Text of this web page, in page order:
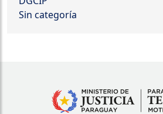
Sin categoría